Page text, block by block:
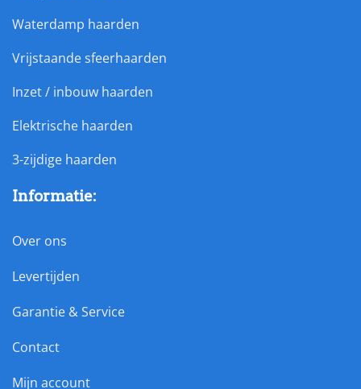
Waterdamp haarden
Vrijstaande sfeerhaarden
Inzet / inbouw haarden
Elektrische haarden
3-zijdige haarden
Informatie:
Over ons
Levertijden
Garantie & Service
Contact
Mijn account